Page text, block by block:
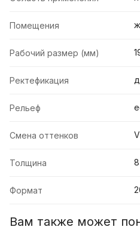
Помещения
Рабочий размер (мм)
Ректефикация
Рельеф
Смена оттенков
Толщина 8
Формат
Вам также может